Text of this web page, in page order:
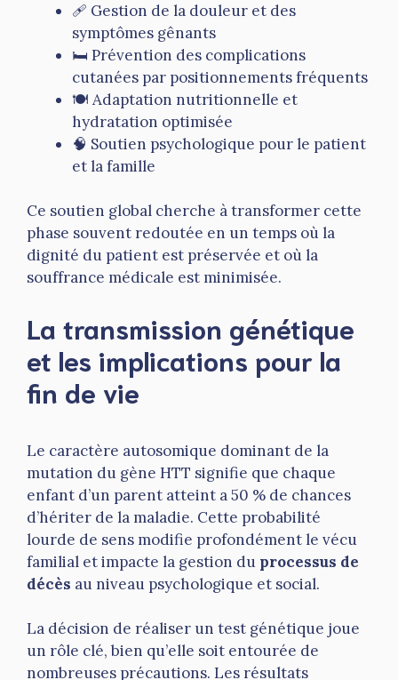
🩹 Gestion de la douleur et des
symptômes gênants
🛏️ Prévention des complications
cutanées par positionnements fréquents
🍽️ Adaptation nutritionnelle et
hydratation optimisée
🧠 Soutien psychologique pour le patient
et la famille
Ce soutien global cherche à transformer cette
phase souvent redoutée en un temps où la
dignité du patient est préservée et où la
souffrance médicale est minimisée.
La transmission génétique
et les implications pour la
fin de vie
Le caractère autosomique dominant de la
mutation du gène HTT signifie que chaque
enfant d’un parent atteint a 50 % de chances
d’hériter de la maladie. Cette probabilité
lourde de sens modifie profondément le vécu
familial et impacte la gestion du processus de
décès au niveau psychologique et social.
La décision de réaliser un test génétique joue
un rôle clé, bien qu’elle soit entourée de
nombreuses précautions. Les résultats